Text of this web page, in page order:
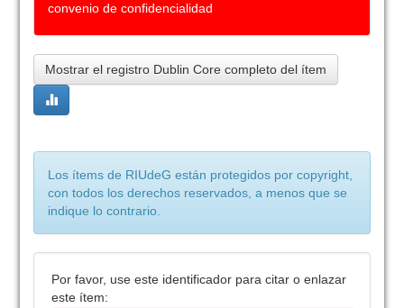
convenio de confidencialidad
Mostrar el registro Dublin Core completo del ítem
Los ítems de RIUdeG están protegidos por copyright,
con todos los derechos reservados, a menos que se
indique lo contrario.
Por favor, use este identificador para citar o enlazar
este ítem: